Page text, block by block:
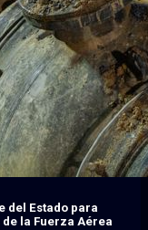
del Estado para
la Fuerza Aérea